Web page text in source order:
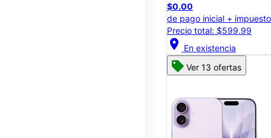
$0.00
de pago inicial +
Precio total: $599.99
location_on En existencia
Ver 13 ofertas